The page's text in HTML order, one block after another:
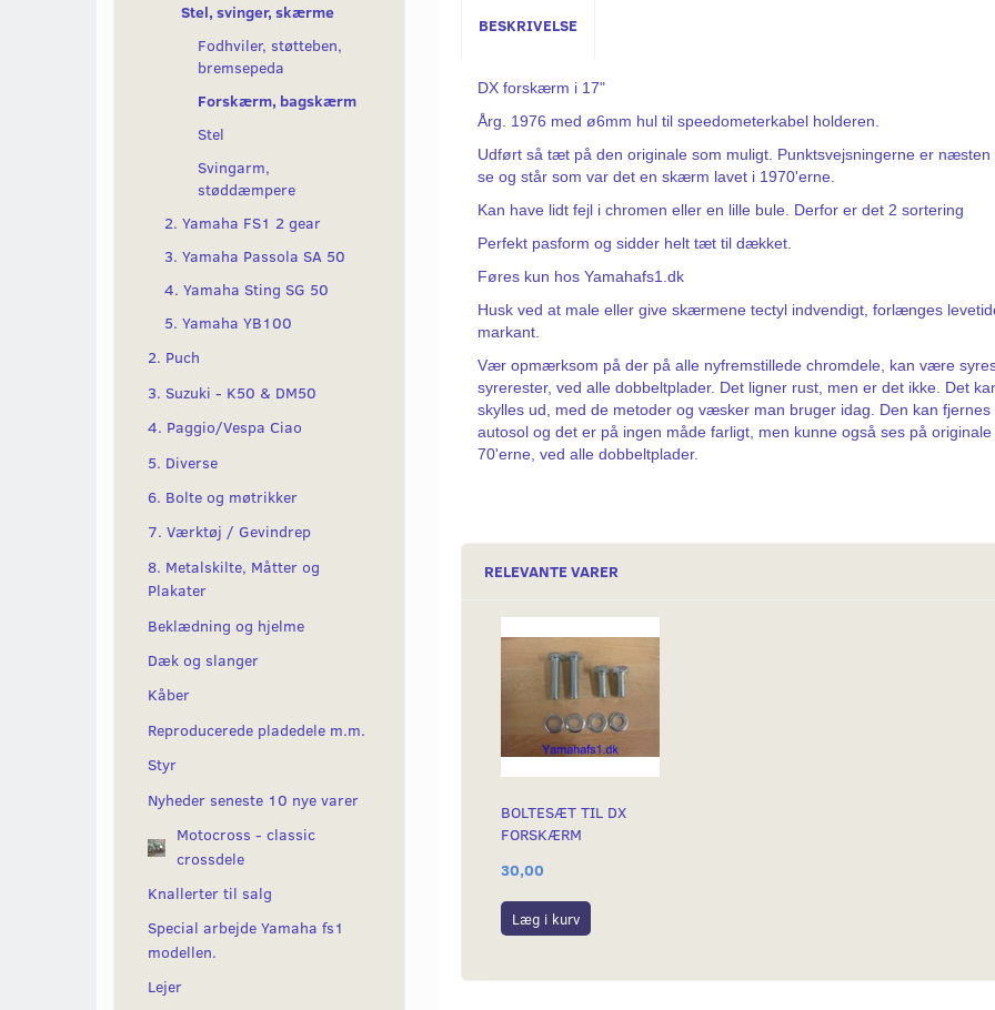
Stel, svinger, skærme
Fodhviler, støtteben,
bremsepeda
Forskærm, bagskærm
Stel
Svingarm,
støddæmpere
2. Yamaha FS1 2 gear
3. Yamaha Passola SA 50
4. Yamaha Sting SG 50
5. Yamaha YB100
2. Puch
3. Suzuki - K50 & DM50
4. Paggio/Vespa Ciao
5. Diverse
6. Bolte og møtrikker
7. Værktøj / Gevindrep
8. Metalskilte, Måtter og
Plakater
Beklædning og hjelme
Dæk og slanger
Kåber
Reproducerede pladedele m.m.
Styr
Nyheder seneste 10 nye varer
Motocross - classic
crossdele
Knallerter til salg
Special arbejde Yamaha fs1
modellen.
Lejer
BESKRIVELSE
DX forskærm i 17"
Årg. 1976 med ø6mm hul til speedometerkabel holderen.
Udført så tæt på den originale som muligt. Punktsvejsningerne er næsten
se og står som var det en skærm lavet i 1970'erne.
Kan have lidt fejl i chromen eller en lille bule. Derfor er det 2 sortering
Perfekt pasform og sidder helt tæt til dækket.
Føres kun hos Yamahafs1.dk
Husk ved at male eller give skærmene tectyl indvendigt, forlænges
markant.
Vær opmærksom på der på alle nyfremstillede chromdele, kan være
syrerester, ved alle dobbeltplader. Det ligner rust, men er det ikke. Det
skylles ud, med de metoder og væsker man bruger idag. Den kan fjernes
autosol og det er på ingen måde farligt, men kunne også ses på originale
70'erne, ved alle dobbeltplader.
RELEVANTE VARER
BOLTESÆT TIL DX
FORSKÆRM
30,00
Læg i kurv